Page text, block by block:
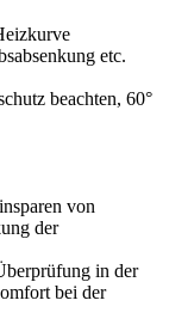
etc.
beachten, 60°
von
der
in der
bei der